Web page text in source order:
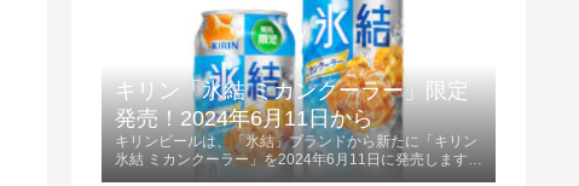
キリン「氷結 ミカンクーラー」限定
発売！2024年6月11日から
キリンビールは、「氷結」ブランドから新たに「キリン
氷結 ミカンクーラー」を2024年6月11日に発売します。